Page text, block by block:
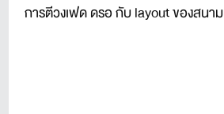
การตีวงเฟด ดรอ กับ layout ของสนาม